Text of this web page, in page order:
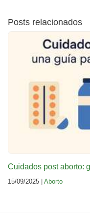
Posts relacionados
Cuidados post aborto:
15/09/2025 | Aborto